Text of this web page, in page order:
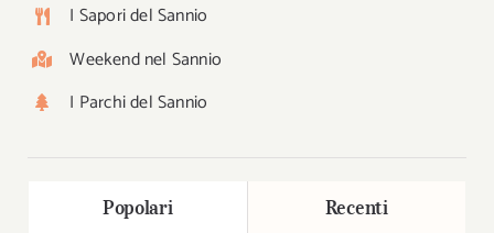
I Sapori del Sannio
Weekend nel Sannio
I Parchi del Sannio
Popolari Recenti